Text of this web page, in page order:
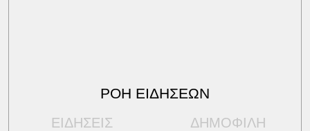
ΡΟΗ ΕΙΔΗΣΕΩΝ
ΕΙΔΗΣΕΙΣ ΔΗΜΟΦΙΛΗ